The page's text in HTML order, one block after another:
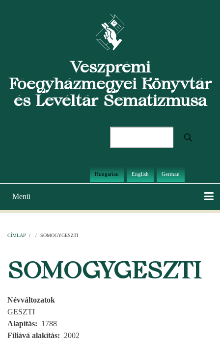
Veszprémi
Főegyházmegyei Könyvtár
és Levéltár Sematizmusa
Hungarian English German
Main
navigation
Menü
CÍMLAP / / SOMOGYGESZTI
SOMOGYGESZTI
Névváltozatok
GESZTI
Alapítás
1788
Fíliává alakítás
2002